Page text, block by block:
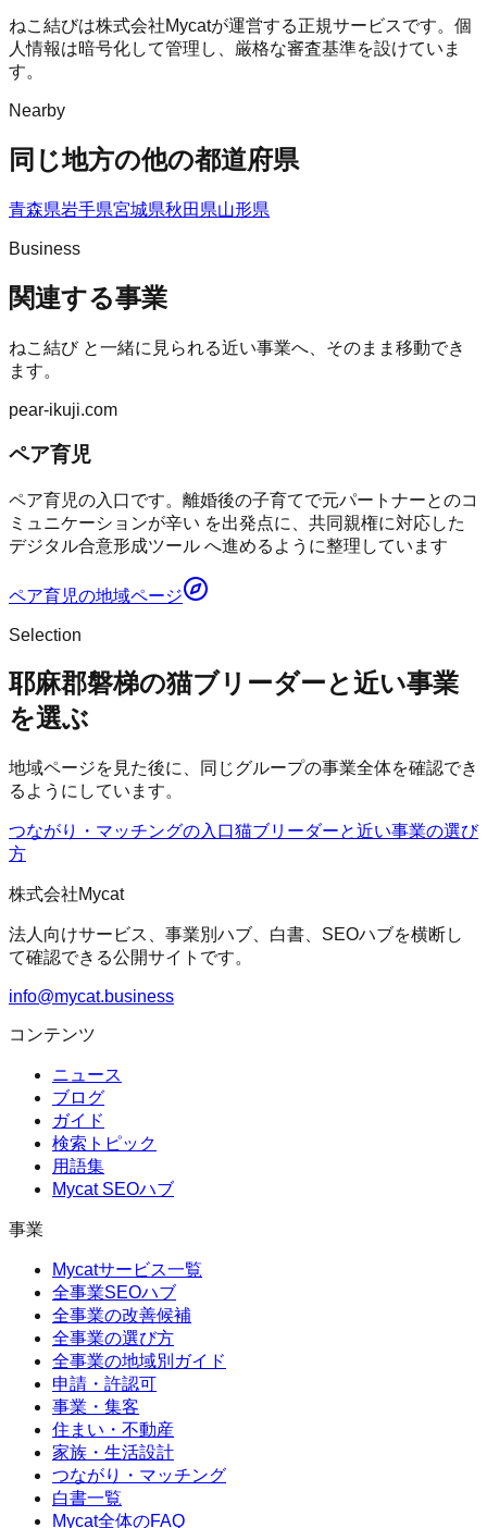
ねこ結びは株式会社Mycatが運営する正規サービスです。個
人情報は暗号化して管理し、厳格な審査基準を設けていま
す。
Nearby
同じ地方の他の都道府県
青森県岩手県宮城県秋田県山形県
Business
関連する事業
ねこ結びと一緒に見られる近い事業へ、そのまま移動でき
ます。
pear-ikuji.com
ペア育児
ペア育児の入口です。離婚後の子育てで元パートナーとのコ
ミュニケーションが辛い を出発点に、共同親権に対応した
デジタル合意形成ツール へ進めるように整理しています
ペア育児の地域ページ
Selection
耶麻郡磐梯の猫ブリーダーと近い事業
を選ぶ
地域ページを見た後に、同じグループの事業全体を確認でき
るようにしています。
つながり・マッチングの入口猫ブリーダーと近い事業の選び
方
株式会社Mycat
法人向けサービス、事業別ハブ、白書、SEOハブを横断し
て確認できる公開サイトです。
info@mycat.business
コンテンツ
ニュース
ブログ
ガイド
検索トピック
用語集
Mycat SEOハブ
事業
Mycatサービス一覧
全事業SEOハブ
全事業の改善候補
全事業の選び方
全事業の地域別ガイド
申請・許認可
事業・集客
住まい・不動産
家族・生活設計
つながり・マッチング
白書一覧
Mycat全体のFAQ